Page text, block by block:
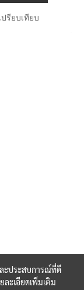
ปรียบเทียบ
ะประสบการณ์ที่ดี
ละเอียดเพิ่มเติม